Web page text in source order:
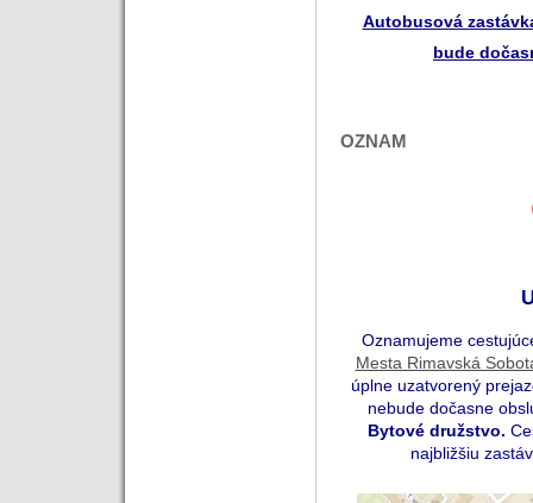
Autobusová
bude
OZNAM
Oznamujeme
Mesta Rimavská
úplne uzatvorený
nebude dočasne
Bytové družstvo.
najbližšiu